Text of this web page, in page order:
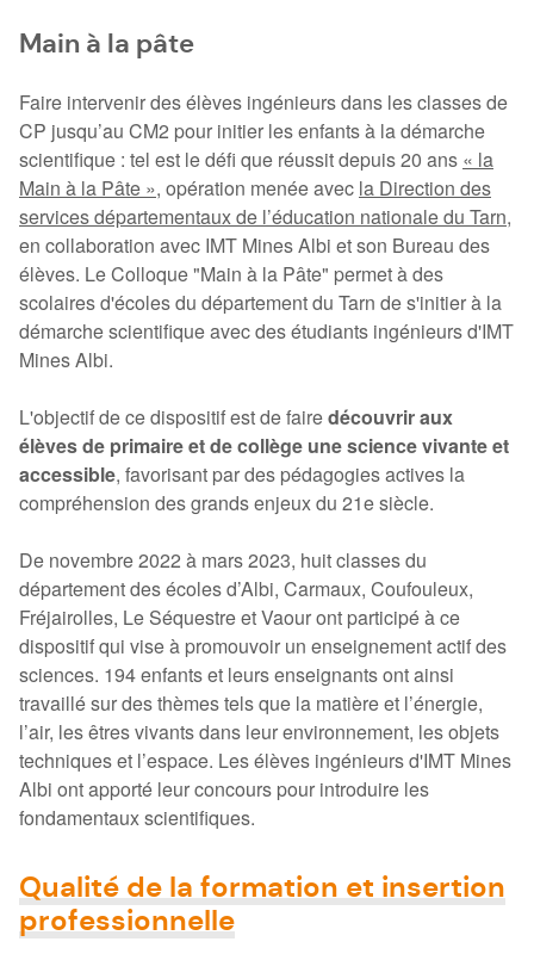
Main à la pâte
Faire intervenir des élèves ingénieurs dans les classes de
CP jusqu’au CM2 pour initier les enfants à la démarche
scientifique : tel est le défi que réussit depuis 20 ans « la
Main à la Pâte », opération menée avec la Direction des
services départementaux de l’éducation nationale du Tarn,
en collaboration avec IMT Mines Albi et son Bureau des
élèves. Le Colloque "Main à la Pâte" permet à des
scolaires d'écoles du département du Tarn de s'initier à la
démarche scientifique avec des étudiants ingénieurs d'IMT
Mines Albi.
L'objectif de ce dispositif est de fairedécouvrir aux
élèves de primaire et de collège une science vivante et
accessible, favorisant par des pédagogies actives la
compréhension des grands enjeux du 21e siècle.
De novembre 2022 à mars 2023, huit classes du
département des écoles d’Albi, Carmaux, Coufouleux,
Fréjairolles, Le Séquestre et Vaour ont participé à ce
dispositif qui vise à promouvoir un enseignement actif des
sciences. 194 enfants et leurs enseignants ont ainsi
travaillé sur des thèmes tels que la matière et l’énergie,
l’air, les êtres vivants dans leur environnement, les objets
techniques et l’espace. Les élèves ingénieurs d'IMT Mines
Albi ont apporté leur concours pour introduire les
fondamentaux scientifiques.
Qualité de la formation et insertion
professionnelle